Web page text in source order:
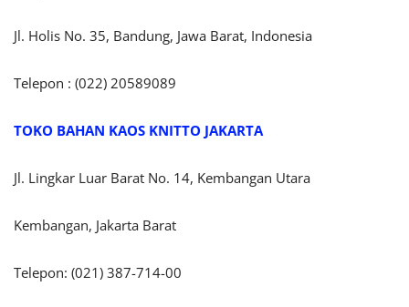
Jl. Holis No. 35, Bandung, Jawa Barat, Indonesia
Telepon : (022) 20589089
TOKO BAHAN KAOS KNITTO JAKARTA
Jl. Lingkar Luar Barat No. 14, Kembangan Utara
Kembangan, Jakarta Barat
Telepon: (021) 387-714-00